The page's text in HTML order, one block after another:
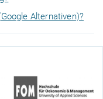
Alternativen)?